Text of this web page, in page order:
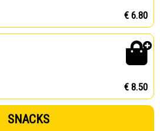
€ 6.80
€ 8.50
SNACKS